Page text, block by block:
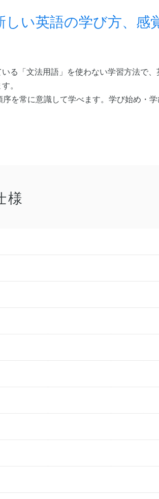
い英語の学び方、感
る「文法用語」を使わない学習方法で、
。
を常に意識して学べます。学び始め・学
様